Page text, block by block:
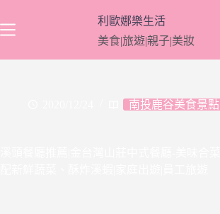
至
要
利歐娜樂生活
美食|旅遊|親子|美妝
南投鹿谷美食景點